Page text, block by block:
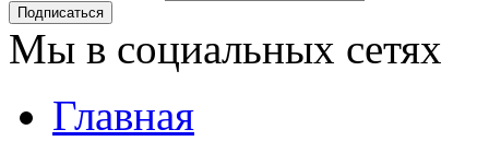
Подписаться
Мы в социальных сетях
Главная